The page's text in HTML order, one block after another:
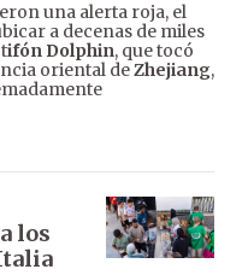
una alerta roja, el
a decenas de miles
ifón Dolphin, que tocó
oriental deZhejiang,
los